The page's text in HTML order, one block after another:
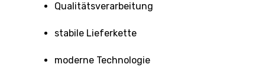
Qualitätsverarbeitung
stabile Lieferkette
moderne Technologie